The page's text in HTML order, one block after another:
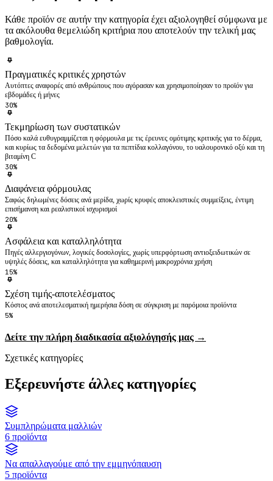
Κάθε προϊόν σε αυτήν την κατηγορία έχει αξιολογηθεί σύμφωνα με
τα ακόλουθα θεμελιώδη κριτήρια που αποτελούν την τελική μας
βαθμολογία.
Πραγματικές κριτικές χρηστών
Αυτόπτες αναφορές από ανθρώπους που αγόρασαν και χρησιμοποίησαν το προϊόν για
εβδομάδες ή μήνες
30%
Τεκμηρίωση των συστατικών
Πόσο καλά ευθυγραμμίζεται η φόρμουλα με τις έρευνες ομότιμης κριτικής για το δέρμα,
και κυρίως τα δεδομένα μελετών για τα πεπτίδια κολλαγόνου, το υαλουρονικό οξύ και τη
βιταμίνη C
30%
Διαφάνεια φόρμουλας
Σαφώς δηλωμένες δόσεις ανά μερίδα, χωρίς κρυφές αποκλειστικές συμμείξεις, έντιμη
επισήμανση και ρεαλιστικοί ισχυρισμοί
20%
Ασφάλεια και καταλληλότητα
Πηγές αλλεργιογόνων, λογικές δοσολογίες, χωρίς υπερφόρτωση αντιοξειδωτικών σε
υψηλές δόσεις, και καταλληλότητα για καθημερινή μακροχρόνια χρήση
15%
Σχέση τιμής-αποτελέσματος
Κόστος ανά αποτελεσματική ημερήσια δόση σε σύγκριση με παρόμοια προϊόντα
5%
Δείτε την πλήρη διαδικασία αξιολόγησής μας →
Σχετικές κατηγορίες
Εξερευνήστε άλλες κατηγορίες
Συμπληρώματα μαλλιών
6 προϊόντα
Να απαλλαγούμε από την εμμηνόπαυση
5 προϊόντα